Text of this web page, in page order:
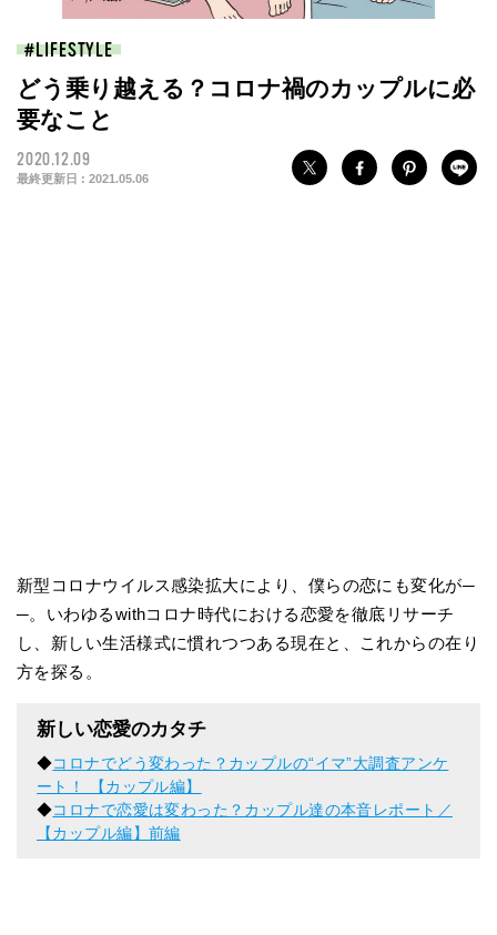
LIFESTYLE
どう乗り越える？コロナ禍のカップルに必
要なこと
2020.12.09
最終更新日 : 2021.05.06
新型コロナウイルス感染拡大により、僕らの恋にも変化が─
─。いわゆるwithコロナ時代における恋愛を徹底リサーチ
し、新しい生活様式に慣れつつある現在と、これからの在り
方を探る。
新しい恋愛のカタチ
◆コロナでどう変わった？カップルの“イマ”大調査アンケ
ート！ 【カップル編】
◆コロナで恋愛は変わった？カップル達の本音レポート／
【カップル編】前編